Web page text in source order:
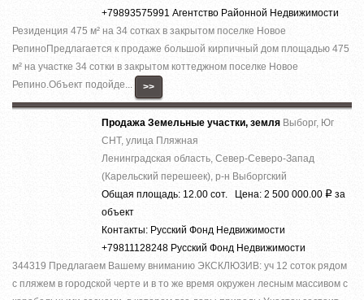
+79893575991 Агентство Районной Недвижимости
Резиденция 475 м² на 34 сотках в закрытом поселке Новое
РепиноПредлагается к продаже большой кирпичный дом площадью 475
м² на участке 34 сотки в закрытом коттеджном поселке Новое
Репино.Объект подойде...
>>
Продажа Земельные участки, земля Выборг, Юг
СНТ, улица Пляжная
Ленинградская область, Север-Северо-Запад
(Карельский перешеек), р-н Выборгский
Общая площадь: 12.00 сот. Цена: 2 500 000.00 Р за
объект
Контакты: Русский Фонд Недвижимости
+79811128248 Русский Фонд Недвижимости
344319 Предлагаем Вашему вниманию ЭКСКЛЮЗИВ: уч 12 соток рядом
с пляжем в городской черте и в то же время окружен лесным массивом с